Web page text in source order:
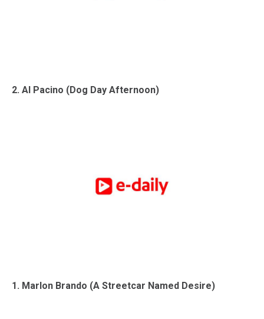
2. Al Pacino (Dog Day Afternoon)
1. Marlon Brando (A Streetcar Named Desire)